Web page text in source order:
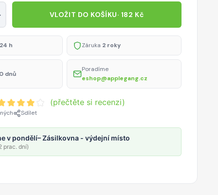
VLOŽIT DO KOŠÍKU· 182 Kč
h Záruka 2 roky
dnů
Poradíme
eshop@applegang.cz
(přečtěte si recenzi)
Sdílet
v pondělí– Zásilkovna - výdejní místo
prac. dní)